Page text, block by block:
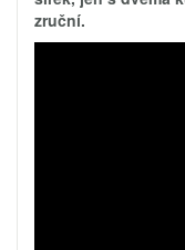
zruční.